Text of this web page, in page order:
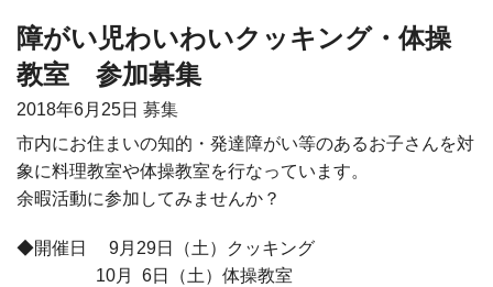
障がい児わいわいクッキング・体操
教室 参加募集
2018年6月25日 募集
市内にお住まいの知的・発達障がい等のあるお子さんを対
象に料理教室や体操教室を行なっています。
余暇活動に参加してみませんか？
◆開催日 9月29日（土）クッキング
10月 6日（土）体操教室